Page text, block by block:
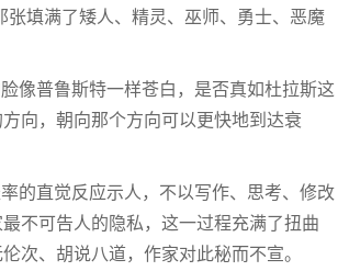
填满了矮人、精灵、巫师、勇士、恶魔
像普鲁斯特一样苍白，是否真如杜拉斯这
向，朝向那个方向可以更快地到达衰
的直觉反应示人，不以写作、思考、修改
不可告人的隐私，这一过程充满了扭曲
次、胡说八道，作家对此秘而不宣。